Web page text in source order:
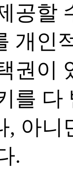
공할
개인
권이
를 다
, 아니
.